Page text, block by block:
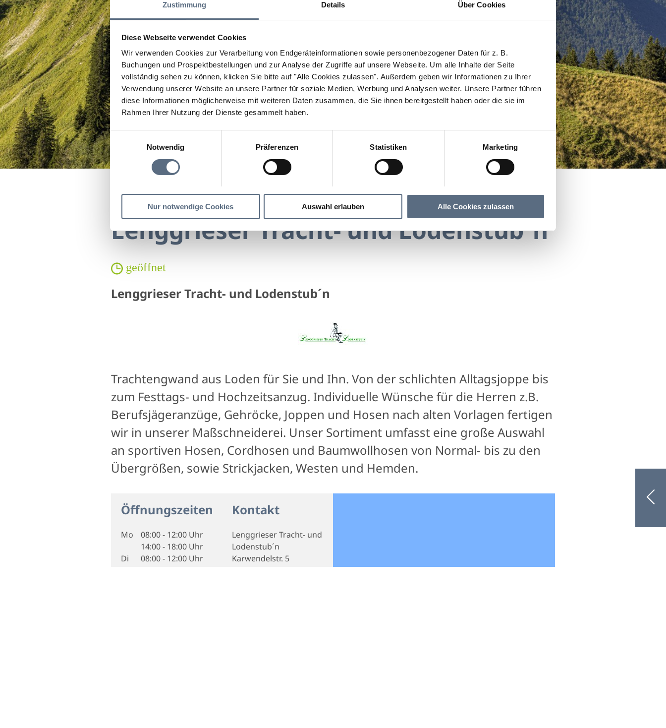
Zustimmung Details Über Cookies
Diese Webseite verwendet Cookies
Wir verwenden Cookies zur Verarbeitung von Endgeräteinformationen sowie personenbezogener Daten für z. B.
Buchungen und Prospektbestellungen und zur Analyse der Zugriffe auf unsere Webseite. Um alle Inhalte der Seite
vollständig sehen zu können, klicken Sie bitte auf "Alle Cookies zulassen". Außerdem geben wir Informationen zu Ihrer
Verwendung unserer Website an unsere Partner für soziale Medien, Werbung und Analysen weiter. Unsere Partner führen
diese Informationen möglicherweise mit weiteren Daten zusammen, die Sie ihnen bereitgestellt haben oder die sie im
Rahmen Ihrer Nutzung der Dienste gesammelt haben.
Einwilligungsauswahl
Notwendig
Präferenzen Statistiken Marketing
Nur notwendige Cookies Auswahl erlauben Alle Cookies zulassen
Lenggrieser Tracht- und Lodenstub´n
Lenggrieser Tracht- und Lodenstub´n
geöffnet
Lenggrieser Tracht- und Lodenstub´n
Trachtengwand aus Loden für Sie und Ihn. Von der schlichten Alltagsjoppe bis
zum Festtags- und Hochzeitsanzug. Individuelle Wünsche für die Herren z.B.
Berufsjägeranzüge, Gehröcke, Joppen und Hosen nach alten Vorlagen fertigen
wir in unserer Maßschneiderei. Unser Sortiment umfasst eine große Auswahl
an sportiven Hosen, Cordhosen und Baumwollhosen von Normal- bis zu den
Übergrößen, sowie Strickjacken, Westen und Hemden.
Öffnungszeiten
Mo
08:00 - 12:00 Uhr
14:00 - 18:00 Uhr
Di
08:00 - 12:00 Uhr
Kontakt
Lenggrieser Tracht- und
Lodenstub´n
Karwendelstr. 5